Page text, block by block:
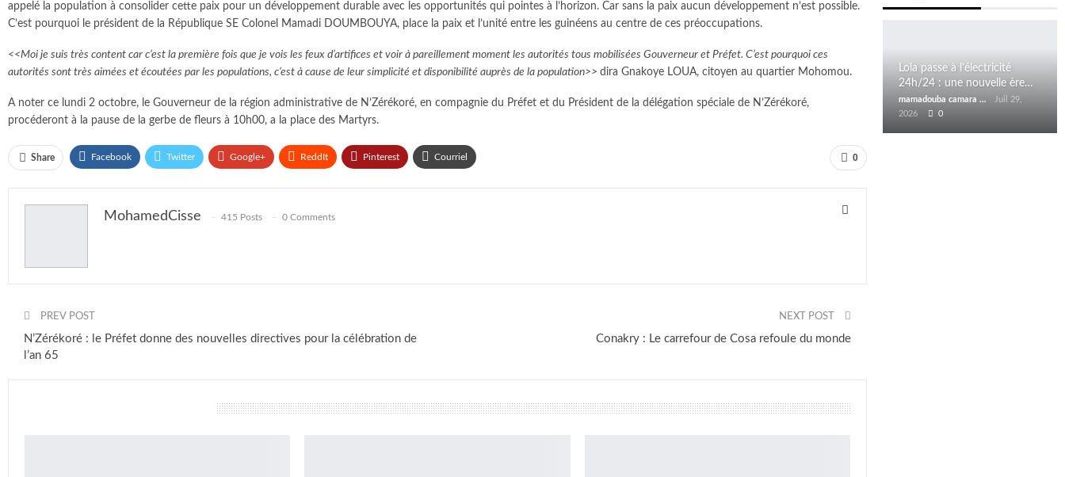
appelé la population à consolider cette paix pour un développement durable avec les opportunités qui pointes à l’horizon. Car sans la paix aucun développement n’est possible.
C’est pourquoi le président de la République SE Colonel Mamadi DOUMBOUYA, place la paix et l’unité entre les guinéens au centre de ces préoccupations.
<<Moi je suis très content car c’est la première fois que je vois les feux d’artifices et voir à pareillement moment les autorités tous mobilisées Gouverneur et Préfet. C’est pourquoi ces
autorités sont très aimées et écoutées par les populations, c’est à cause de leur simplicité et disponibilité auprès de la population>> dira Gnakoye LOUA, citoyen au quartier Mohomou.
A noter ce lundi 2 octobre, le Gouverneur de la région administrative de N’Zérékoré, en compagnie du Préfet et du Président de la délégation spéciale de N’Zérékoré,
procéderont à la pause de la gerbe de fleurs à 10h00, a la place des Martyrs.
0
Share Facebook Twitter Google+ ReddIt Pinterest Courriel
MohamedCisse 415 Posts 0 Comments
PREV POST
N’Zérékoré : le Préfet donne des nouvelles directives pour la célébration de
l’an 65
NEXT POST
Conakry : Le carrefour de Cosa refoule du monde
Lola passe à l’électricité
24h/24 : une nouvelle ère…
mamadouba camara
Juil 29,
2026
0